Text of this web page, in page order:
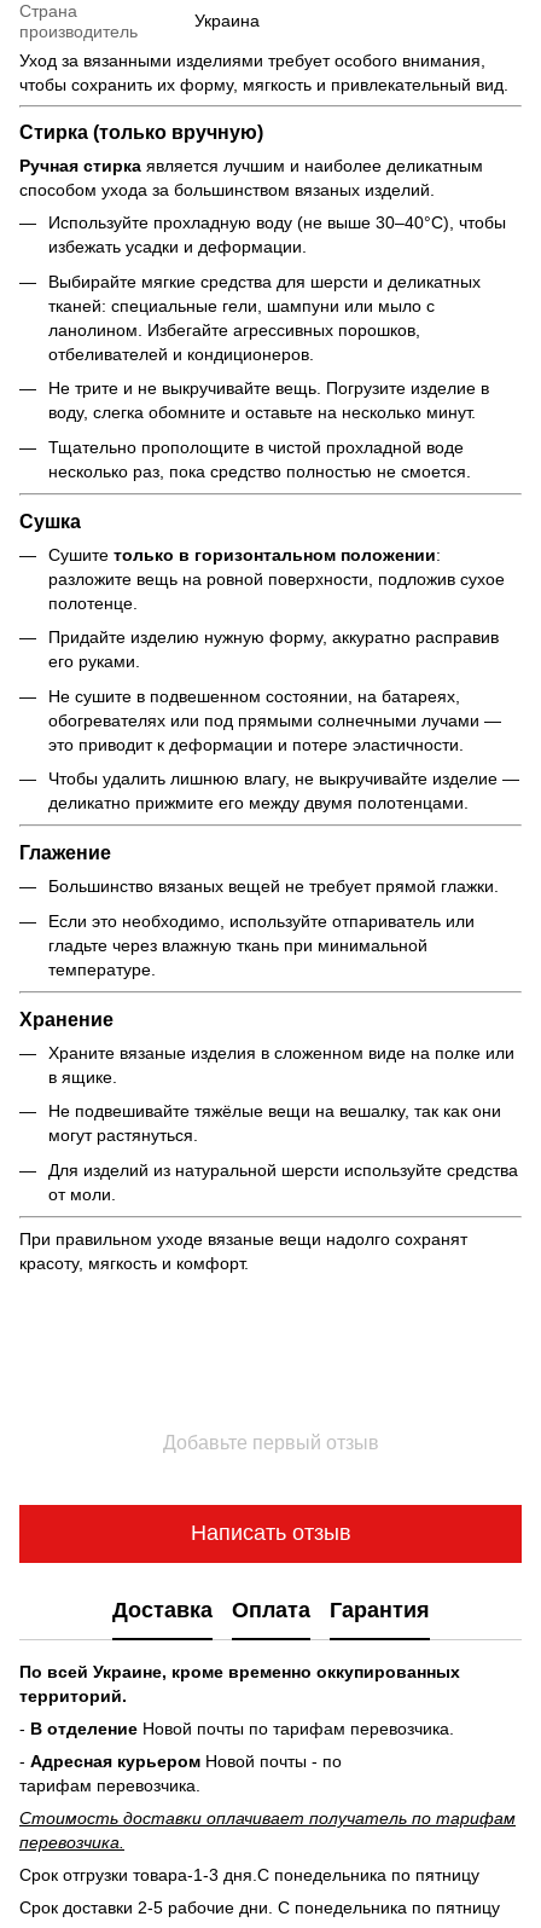
Страна
производитель
Украина
Уход за вязанными изделиями требует особого внимания,
чтобы сохранить их форму, мягкость и привлекательный вид.
Стирка (только вручную)
Ручная стирка является лучшим и наиболее деликатным
способом ухода за большинством вязаных изделий.
Используйте прохладную воду (не выше 30–40°C), чтобы
избежать усадки и деформации.
Выбирайте мягкие средства для шерсти и деликатных
тканей: специальные гели, шампуни или мыло с
ланолином. Избегайте агрессивных порошков,
отбеливателей и кондиционеров.
Не трите и не выкручивайте вещь. Погрузите изделие в
воду, слегка обомните и оставьте на несколько минут.
Тщательно прополощите в чистой прохладной воде
несколько раз, пока средство полностью не смоется.
Сушка
Сушите только в горизонтальном положении:
разложите вещь на ровной поверхности, подложив сухое
полотенце.
Придайте изделию нужную форму, аккуратно расправив
его руками.
Не сушите в подвешенном состоянии, на батареях,
обогревателях или под прямыми солнечными лучами —
это приводит к деформации и потере эластичности.
Чтобы удалить лишнюю влагу, не выкручивайте изделие —
деликатно прижмите его между двумя полотенцами.
Глажение
Большинство вязаных вещей не требует прямой глажки.
Если это необходимо, используйте отпариватель или
гладьте через влажную ткань при минимальной
температуре.
Хранение
Храните вязаные изделия в сложенном виде на полке или
в ящике.
Не подвешивайте тяжёлые вещи на вешалку, так как они
могут растянуться.
Для изделий из натуральной шерсти используйте средства
от моли.
При правильном уходе вязаные вещи надолго сохранят
красоту, мягкость и комфорт.
Добавьте первый отзыв
Написать отзыв
Доставка Оплата Гарантия
По всей Украине, кроме временно оккупированных
территорий.
- В отделение Новой почты по тарифам перевозчика.
- Адресная курьером Новой почты - по
тарифам перевозчика.
Стоимость доставки оплачивает получатель по тарифам
перевозчика.
Срок отгрузки товара-1-3 дня.С понедельника по пятницу
Срок доставки 2-5 рабочие дни. С понедельника по пятницу